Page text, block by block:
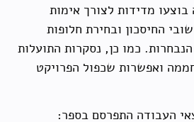
מדידות לצורך אימות
החיסכון ובחירת חלופות
כמו כן, נסקרות התועלות
ואפשרות שכפול הפרויקט
העבודה התפרסם בספר: